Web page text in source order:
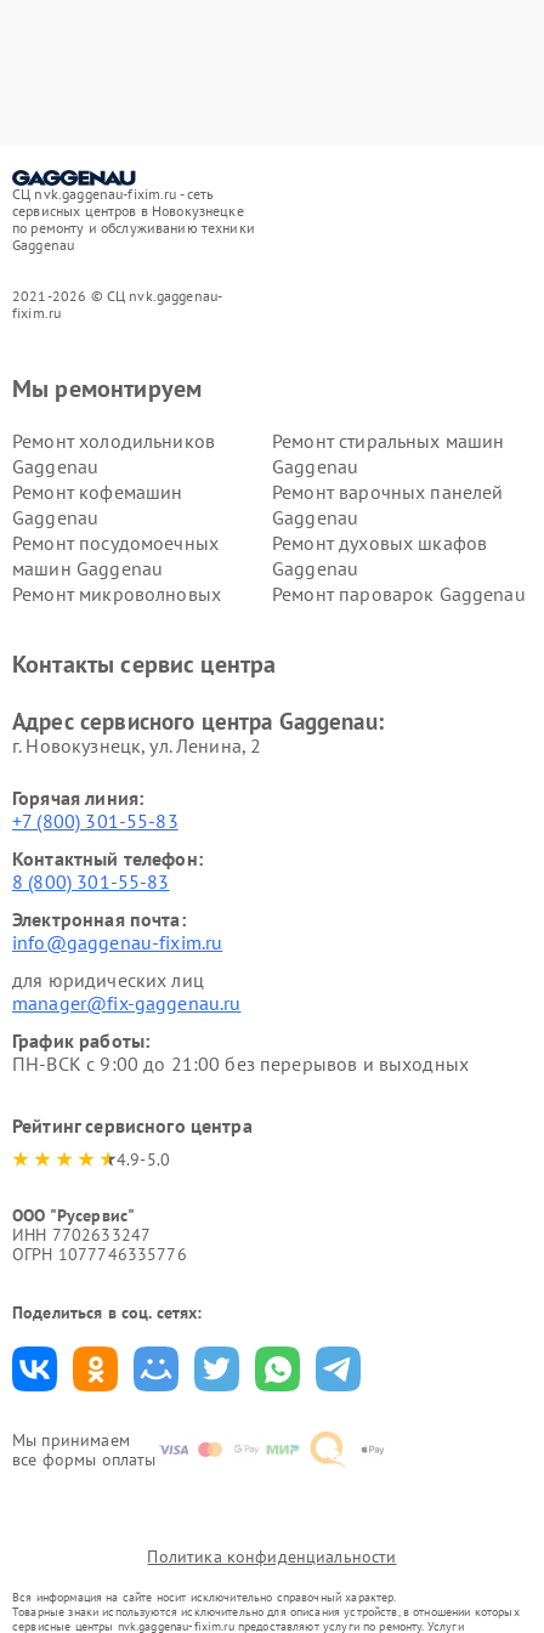
СЦ nvk.gaggenau-fixim.ru - сеть
сервисных центров в Новокузнецке
по ремонту и обслуживанию техники
Gaggenau
2021-2026 © СЦ nvk.gaggenau-
fixim.ru
Мы принимаем
все формы оплаты
Мы ремонтируем
Ремонт холодильников
Gaggenau
Ремонт стиральных машин
Gaggenau
Ремонт кофемашин
Gaggenau
Ремонт варочных панелей
Gaggenau
Ремонт посудомоечных
машин Gaggenau
Ремонт духовых шкафов
Gaggenau
Ремонт микроволновых
Ремонт пароварок Gaggenau
Контакты сервис центра
Адрес сервисного центра Gaggenau:
г. Новокузнецк, ул. Ленина, 2
Горячая линия:
+7 (800) 301-55-83
Контактный телефон:
8 (800) 301-55-83
Электронная почта:
info@gaggenau-fixim.ru
для юридических лиц
manager@fix-gaggenau.ru
График работы:
ПН-ВСК с 9:00 до 21:00 без перерывов и выходных
Рейтинг сервисного центра
4.9-5.0
ООО "Русервис"
ИНН 7702633247
ОГРН 1077746335776
Поделиться в соц. сетях:
Политика конфиденциальности
Вся информация на сайте носит исключительно справочный характер.
Товарные знаки используются исключительно для описания устройств, в отношении которых
сервисные центры nvk.gaggenau-fixim.ru предоставляют услуги по ремонту. Услуги